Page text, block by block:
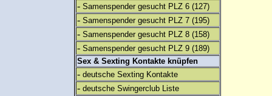
- Samenspender gesucht PLZ 6 (127)
- Samenspender gesucht PLZ 7 (195)
- Samenspender gesucht PLZ 8 (158)
- Samenspender gesucht PLZ 9 (189)
Sex & Sexting Kontakte knüpfen
- deutsche Sexting Kontakte
- deutsche Swingerclub Liste